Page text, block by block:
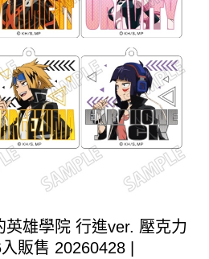
雄學院 行進ver. 壓克力
販售 20260428 |